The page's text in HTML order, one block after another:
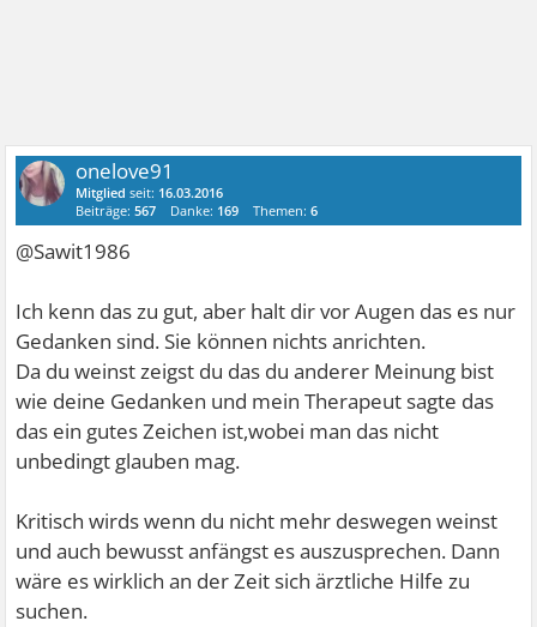
onelove91
Mitglied seit: 16.03.2016
Beiträge:567 Danke: 169 Themen:6
@Sawit1986
Ich kenn das zu gut, aber halt dir vor Augen das es nur
Gedanken sind. Sie können nichts anrichten.
Da du weinst zeigst du das du anderer Meinung bist
wie deine Gedanken und mein Therapeut sagte das
das ein gutes Zeichen ist,wobei man das nicht
unbedingt glauben mag.
Kritisch wirds wenn du nicht mehr deswegen weinst
und auch bewusst anfängst es auszusprechen. Dann
wäre es wirklich an der Zeit sich ärztliche Hilfe zu
suchen.